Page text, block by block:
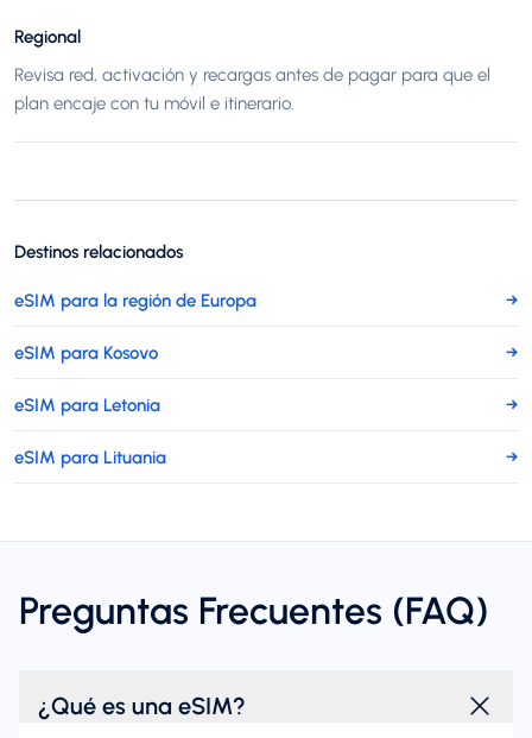
Regional
Revisa red, activación y recargas antes de pagar para que el
plan encaje con tu móvil e itinerario.
Destinos relacionados
eSIM para la región de Europa →
eSIM para Kosovo →
eSIM para Letonia →
eSIM para Lituania →
Preguntas Frecuentes (FAQ)
¿Qué es una eSIM?